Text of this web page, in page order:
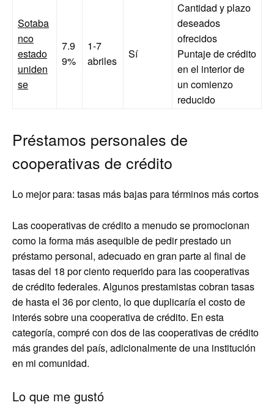
Sotaba
nco
estado
uniden
se
7.9
9%
1-7
abriles
Sí
Cantidad y plazo
deseados
ofrecidos
Puntaje de crédito
en el interior de
un comienzo
reducido
Préstamos personales de
cooperativas de crédito
Lo mejor para: tasas más bajas para términos más cortos
Las cooperativas de crédito a menudo se promocionan
como la forma más asequible de pedir prestado un
préstamo personal, adecuado en gran parte al final de
tasas del 18 por ciento requerido para las cooperativas
de crédito federales. Algunos prestamistas cobran tasas
de hasta el 36 por ciento, lo que duplicaría el costo de
interés sobre una cooperativa de crédito. En esta
categoría, compré con dos de las cooperativas de crédito
más grandes del país, adicionalmente de una institución
en mi comunidad.
Lo que me gustó